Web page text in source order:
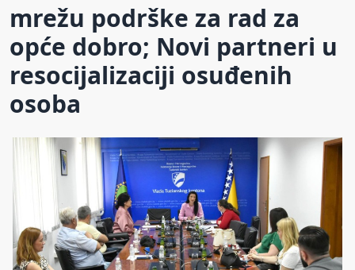
mrežu podrške za rad za
opće dobro; Novi partneri u
resocijalizaciji osuđenih
osoba